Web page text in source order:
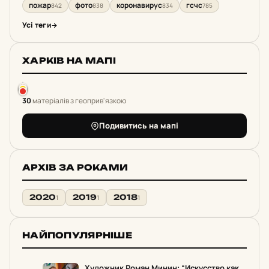
пожар842 фото838 коронавирус834 гсчс785
Усі теги
ХАРКІВ НА МАПІ
30матеріалів з геоприв'язкою
Подивитись на мапі
АРХІВ ЗА РОКАМИ
20201 20191 20181
НАЙПОПУЛЯРНІШЕ